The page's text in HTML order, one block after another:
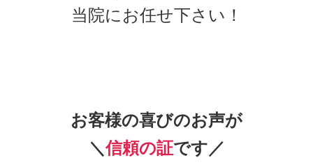
当院にお任せ下さい！
お客様の喜びのお声が
＼信頼の証です／